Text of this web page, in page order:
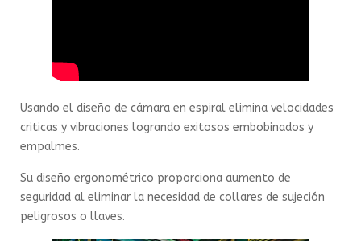
Usando el diseño de cámara en espiral elimina velocidades
criticas y vibraciones logrando exitosos embobinados y
empalmes.
Su diseño ergonométrico proporciona aumento de
seguridad al eliminar la necesidad de collares de sujeción
peligrosos o llaves.